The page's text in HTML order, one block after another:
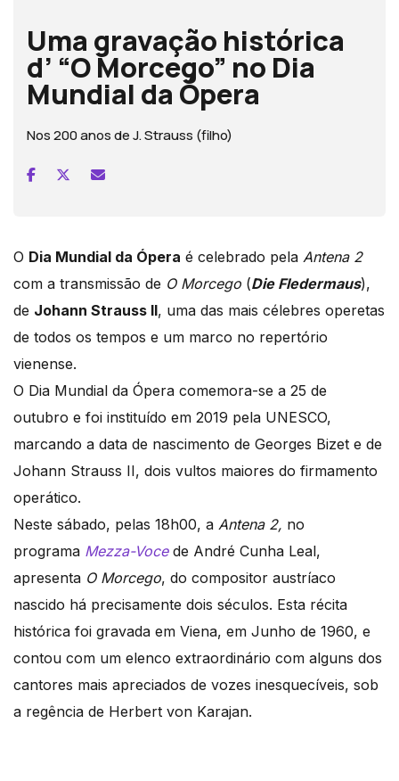
Uma gravação histórica
d’ “O Morcego” no Dia
Mundial da Ópera
Nos 200 anos de J. Strauss (filho)
O Dia Mundial da Ópera é celebrado pela Antena 2
com a transmissão de O Morcego (Die Fledermaus),
de Johann Strauss II, uma das mais célebres operetas
de todos os tempos e um marco no repertório
vienense.
O Dia Mundial da Ópera comemora-se a 25 de
outubro e foi instituído em 2019 pela UNESCO,
marcando a data de nascimento de Georges Bizet e de
Johann Strauss II, dois vultos maiores do firmamento
operático.
Neste sábado, pelas 18h00, a Antena 2, no
programa Mezza-Vocede André Cunha Leal,
apresenta O Morcego, do compositor austríaco
nascido há precisamente dois séculos. Esta récita
histórica foi gravada em Viena, em Junho de 1960, e
contou com um elenco extraordinário com alguns dos
cantores mais apreciados de vozes inesquecíveis, sob
a regência de Herbert von Karajan.